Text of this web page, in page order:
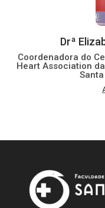
Drª
Coordenadora do
Heart Association